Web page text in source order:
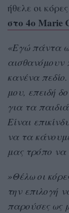
ήθελε οι
στο 4ο Marie
«Εγώ πάντα
αισθανόμουν
κανένα
μου, επειδή
για τα
Είναι
να τα
μας τρόπο να
»Θέλω οι
την επιλογή
παρούσες ως